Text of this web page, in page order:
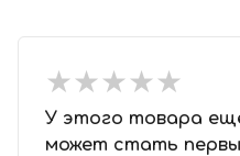
★★★★★
★★★★★
У этого товара
может стать